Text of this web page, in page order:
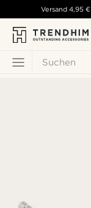
Suchen
Versand 4,95 €